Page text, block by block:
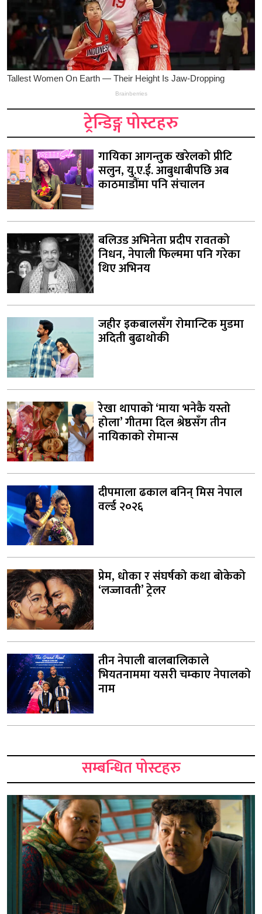
ट्रेन्डिङ्ग पोस्टहरु
गायिका आगन्तुक खरेलको प्रीटि
सलुन, यु.ए.ई. आबुधाबीपछि अब
काठमाडौंमा पनि संचालन
बलिउड अभिनेता प्रदीप रावतको
निधन, नेपाली फिल्ममा पनि गरेका
थिए अभिनय
जहीर इकबालसँग रोमान्टिक मुडमा
अदिती बुढाथोकी
रेखा थापाको ‘माया भनेकै यस्तो
होला’ गीतमा दिल श्रेष्ठसँग तीन
नायिकाको रोमान्स
दीपमाला ढकाल बनिन् मिस नेपाल
वर्ल्ड २०२६
प्रेम, धोका र संघर्षको कथा बोकेको
‘लज्जावती’ ट्रेलर
तीन नेपाली बालबालिकाले
भियतनाममा यसरी चम्काए नेपालको
नाम
सम्बन्धित पोस्टहरु